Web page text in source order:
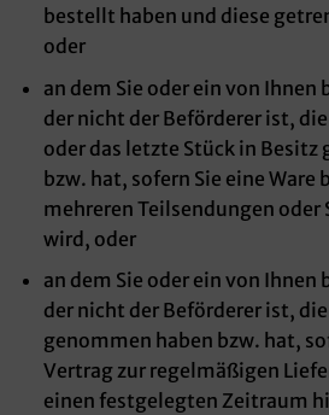
bestellt haben und diese
oder
an dem Sie oder ein von
der nicht der Beförderer ist,
oder das letzte Stück in Besitz
bzw. hat, sofern Sie eine
mehreren Teilsendungen oder
wird, oder
an dem Sie oder ein von
der nicht der Beförderer ist,
genommen haben bzw. hat,
Vertrag zur regelmäßigen
einen festgelegten Zeitraum